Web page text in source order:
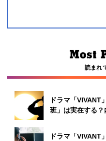
読まれ
ドラマ「VIVANT
班」は実在する
ドラマ「VIVANT